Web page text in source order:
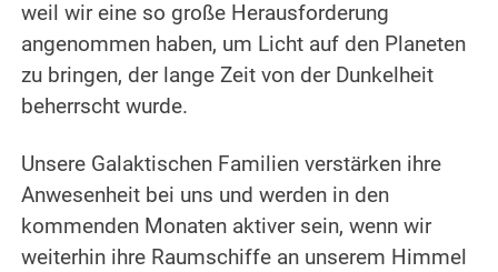
weil wir eine so große Herausforderung
angenommen haben, um Licht auf den Planeten
zu bringen, der lange Zeit von der Dunkelheit
beherrscht wurde.
Unsere Galaktischen Familien verstärken ihre
Anwesenheit bei uns und werden in den
kommenden Monaten aktiver sein, wenn wir
weiterhin ihre Raumschiffe an unserem Himmel